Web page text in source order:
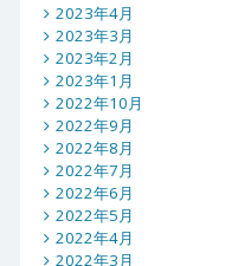
2023年4月
2023年3月
2023年2月
2023年1月
2022年10月
2022年9月
2022年8月
2022年7月
2022年6月
2022年5月
2022年4月
2022年3月